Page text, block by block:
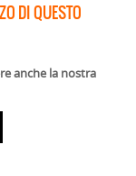
DI QUESTO
anche la nostra